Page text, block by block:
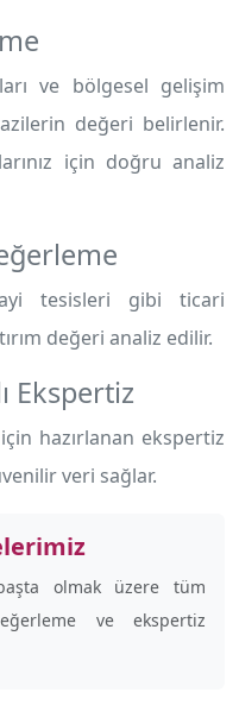
ve bölgesel gelişim
değeri belirlenir.
için doğru analiz
tesisleri gibi ticari
değeri analiz edilir.
Ekspertiz
hazırlanan ekspertiz
veri sağlar.
olmak üzere tüm
ve ekspertiz